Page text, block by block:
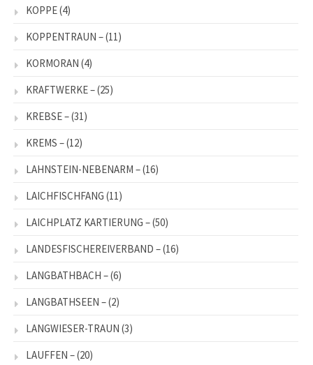
KOPPE(4)
KOPPENTRAUN –(11)
KORMORAN (4)
KRAFTWERKE –(25)
KREBSE –(31)
KREMS –(12)
LAHNSTEIN-NEBENARM –(16)
LAICHFISCHFANG (11)
LAICHPLATZ KARTIERUNG –(50)
LANDESFISCHEREIVERBAND –(16)
LANGBATHBACH –(6)
LANGBATHSEEN –(2)
LANGWIESER-TRAUN (3)
LAUFFEN –(20)